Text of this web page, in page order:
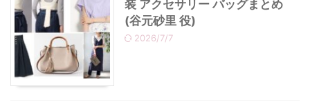
装 アクセサリー バッグまとめ
(谷元砂里 役)
2026/7/7